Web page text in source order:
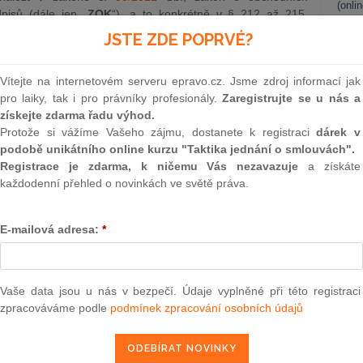
(dále jen „ZOK“), a to konkrétně v § 212 až 215.
jehož účast zanikla bez právního zás
dárek Vám zašleme aktuální online kurz na využití
REGISTROVAT ZDE
případě úmrtí společníka za předpokladu, že společenská
pokud v rámci dědického řízení podíl nenabude žádný
podílu patří vystoupení společníka ze společnosti,[2]
společníka či exekuce na jeho majetek. [4]
i po jeho konverzi na uvolněný podíl s tím rozdílem, že
vykonávat.
Uvolněním podílu následně vzniká
JSTE ZDE POPRVÉ?
Vítejte na internetovém serveru epravo.cz. Jsme zdroj informací jak
pro laiky, tak i pro právníky profesionály.Zaregistrujte se u nás a
získejte zdarma řadu výhod.
Protože si vážíme Vašeho zájmu, dostanete k registracidárek v
podobě unikátního online kurzu "Taktika jednání o smlouvách".
Registrace je zdarma, k ničemu Vás nezavazuje a získáte
každodenní přehled o novinkách ve světě práva.
E-mailová adresa: *
Vaše data jsou u nás v bezpečí. Údaje vyplněné při této registraci
zpracováváme podle podmínek zpracování osobních údajů